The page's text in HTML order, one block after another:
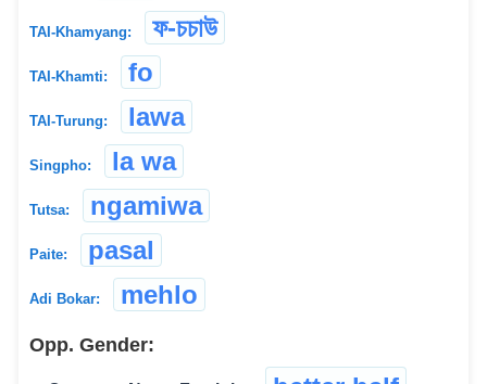
TAI-Khamyang: ফ-চচাউ
TAI-Khamti: fo
TAI-Turung: lawa
Singpho: la wa
Tutsa: ngamiwa
Paite: pasal
Adi Bokar: mehlo
Opp. Gender: